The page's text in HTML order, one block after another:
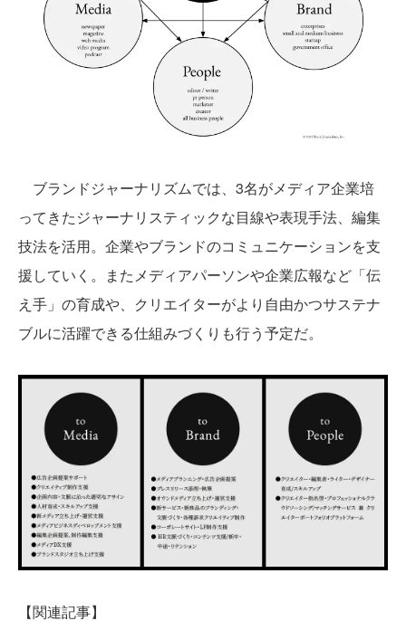
ブランドジャーナリズムでは、3名がメディア企業培
ってきたジャーナリスティックな目線や表現手法、編集
技法を活用。企業やブランドのコミュニケーションを支
援していく。またメディアパーソンや企業広報など「伝
え手」の育成や、クリエイターがより自由かつサステナ
ブルに活躍できる仕組みづくりも行う予定だ。
【関連記事】